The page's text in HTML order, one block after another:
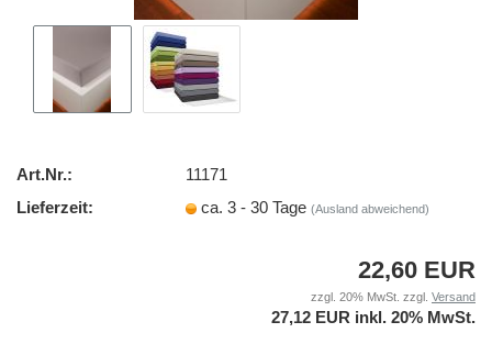
Art.Nr.:
11171
Lieferzeit:
ca. 3 - 30 Tage(Ausland abweichend)
22,60 EUR
zzgl. 20% MwSt. zzgl. Versand
27,12 EUR inkl. 20% MwSt.